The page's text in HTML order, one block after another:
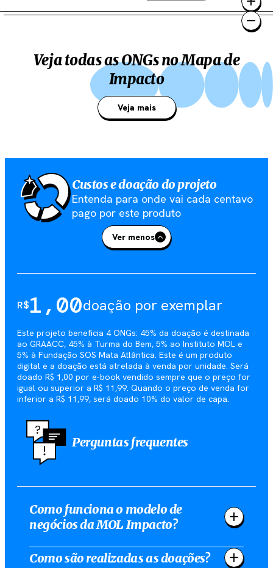
4
Veja todas as ONGs no Mapa de
Impacto
Veja mais
Custos e doação do projeto
Entenda para onde vai cada centavo
pago por este produto
Ver menos
R$1,00doação por exemplar
Este projeto beneficia 4 ONGs: 45% da doação é destinada
ao GRAACC, 45% à Turma do Bem, 5% ao Instituto MOL e
5% à Fundação SOS Mata Atlântica. Este é um produto
digital e a doação está atrelada à venda por unidade. Será
doado R$ 1,00 por e-book vendido sempre que o preço for
igual ou superior a R$ 11,99. Quando o preço de venda for
inferior a R$ 11,99, será doado 10% do valor de capa.
Perguntas frequentes
Como funciona o modelo de
negócios da MOL Impacto?
Como são realizadas as doações?